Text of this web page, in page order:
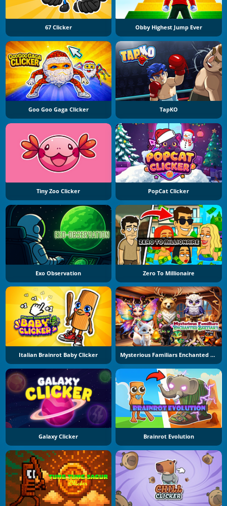
67 Clicker Obby Highest Jump Ever
Goo Goo Gaga Clicker TapKO
Tiny Zoo Clicker PopCat Clicker
Exo Observation Zero To Millionaire
Italian Brainrot Baby Clicker Mysterious Familiars Enchanted Bestiary
Galaxy Clicker Brainrot Evolution